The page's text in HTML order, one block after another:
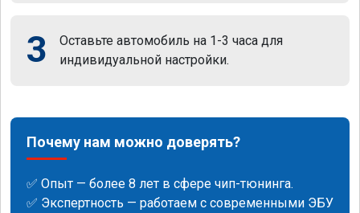
3
Оставьте автомобиль на 1-3 часа для
индивидуальной настройки.
Почему нам можно доверять?
✅ Опыт — более 8 лет в сфере чип-тюнинга.
✅ Экспертность — работаем с современными ЭБУ